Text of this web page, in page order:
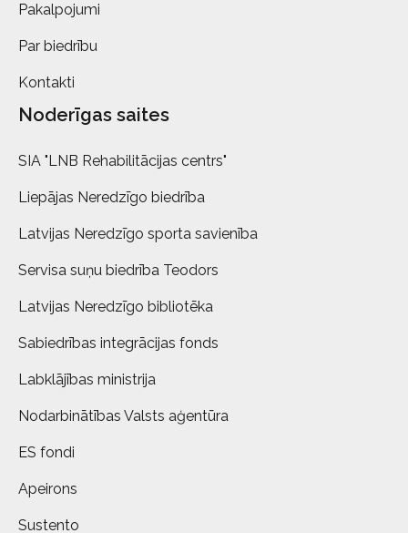
Pakalpojumi
Par biedrību
Kontakti
Noderīgas saites
SIA "LNB Rehabilitācijas centrs"
Liepājas Neredzīgo biedrība
Latvijas Neredzīgo sporta savienība
Servisa suņu biedrība Teodors
Latvijas Neredzīgo bibliotēka
Sabiedrības integrācijas fonds
Labklājības ministrija
Nodarbinātības Valsts aģentūra
ES fondi
Apeirons
Sustento